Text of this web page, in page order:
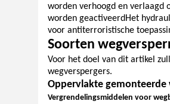
worden verhoogd en verlaagd
worden geactiveerdHet
voor antiterroristische
Soorten
Voor het doel van dit artikel
wegverspergers.
Oppervlakte gemonteerde
Vergrendelingsmiddelen voor